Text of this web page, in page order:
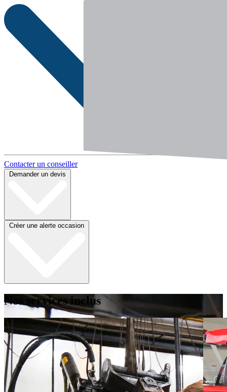
Contacter un conseiller
Demander un devis
Créer une alerte occasion
Nos services inclus